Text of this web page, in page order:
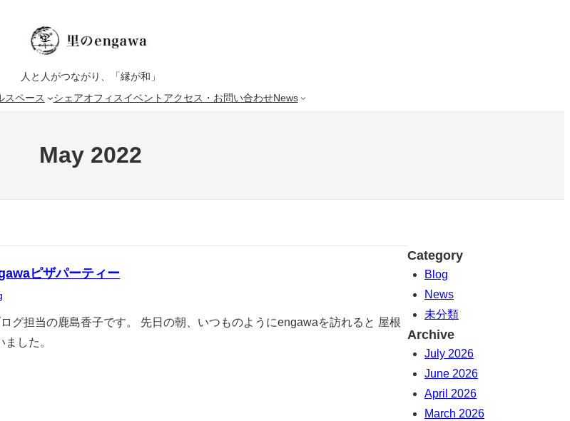
人と人がつながり、「縁が和」
スペース シェアオフィスイベント アクセス・お問い合わせNews
May 2022
ピザパーティー
グ担当の鹿島香子です。 先日の朝、いつものようにengawaを訪れると 屋根
した。
Category
Blog
News
未分類
Archive
July 2026
June 2026
April 2026
March 2026